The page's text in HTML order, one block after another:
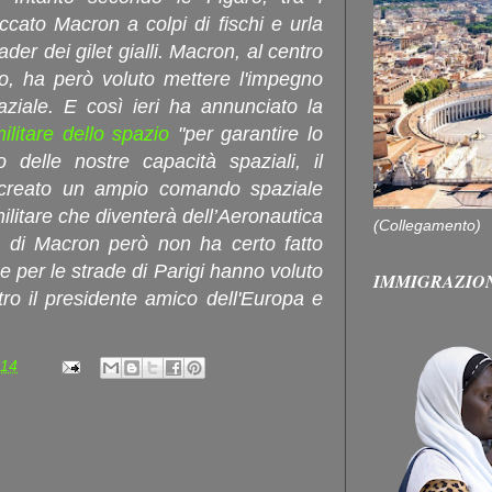
Macron a colpi di fischi e urla
dei gilet gialli. Macron, al centro
ha però voluto mettere l'impegno
E così ieri ha annunciato la
dello spazio "per garantire lo
delle nostre capacità spaziali, il
un ampio comando spaziale
che diventerà dell’Aeronautica
di Macron però non ha certo fatto
per le strade di Parigi hanno voluto
il presidente amico dell'Europa e
(Collegamento)